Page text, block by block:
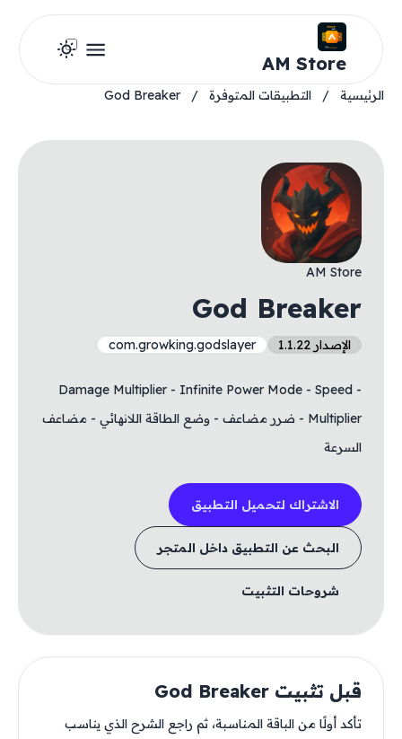
AM Store
الرئيسية / التطبيقات المتوفرة /
God Breaker
AM Store
God Breaker
الإصدار 1.1.22 com.growking.godslayer
- Damage Multiplier - Infinite Power Mode - Speed
Multiplier - ضرر مضاعف - وضع الطاقة اللانهائي - مضاعف
السرعة
الاشتراك لتحميل التطبيق
البحث عن التطبيق داخل المتجر
شروحات التثبيت
قبل تثبيت God Breaker
تأكد أولًا من الباقة المناسبة، ثم راجع الشرح الذي يناسب